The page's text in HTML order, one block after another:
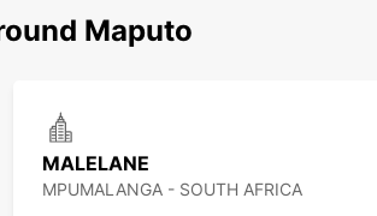
Maputo
MALELANE
MPUMALANGA - SOUTH AFRICA